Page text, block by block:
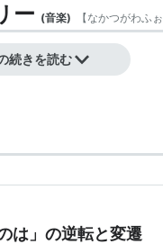
ー (音楽) 【なかつがわふ
続きを読む
は」の逆転と変遷